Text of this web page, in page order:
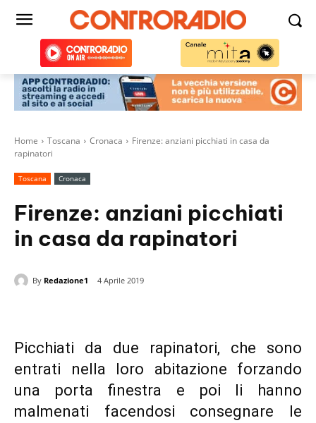
Home Toscana Cronaca
Firenze: anziani picchiati in casa da
rapinatori
Toscana Cronaca
Firenze: anziani picchiati
in casa da rapinatori
By Redazione1 4 Aprile 2019
Picchiati da due rapinatori, che sono
entrati nella loro abitazione forzando
una porta finestra e poi li hanno
malmenati facendosi consegnare le